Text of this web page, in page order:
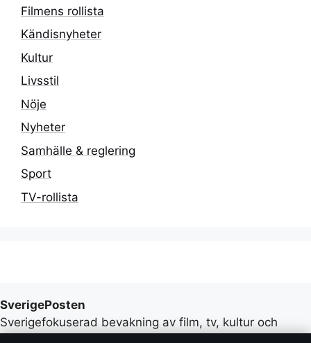
Filmens rollista
Kändisnyheter
Kultur
Livsstil
Nöje
Nyheter
Samhälle & reglering
Sport
TV-rollista
SverigePosten
Sverigefokuserad bevakning av film, tv, kultur och